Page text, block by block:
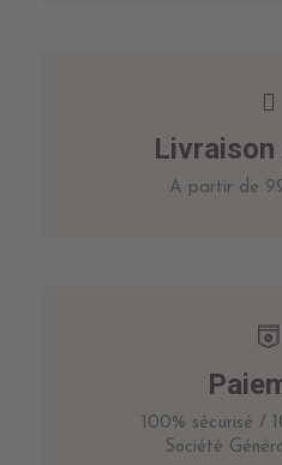
A partir de
100% sécurisé /
Société